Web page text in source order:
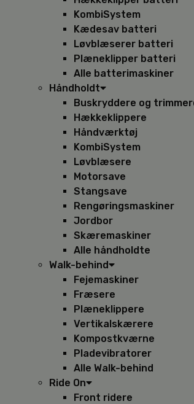
KombiSystem
Kædesav batteri
Løvblæserer batteri
Plæneklipper batteri
Alle batterimaskiner
Håndholdt
Buskryddere og
Hækkeklippere
Håndværktøj
KombiSystem
Løvblæsere
Motorsave
Stangsave
Rengøringsmaskiner
Jordbor
Skæremaskiner
Alle håndholdte
Walk-behind
Fejemaskiner
Fræsere
Plæneklippere
Vertikalskærere
Kompostkværne
Pladevibratorer
Alle Walk-behind
Ride On
Front ridere